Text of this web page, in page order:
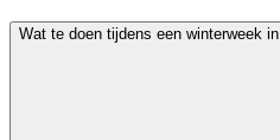
Wat te doen tijdens een winterweek